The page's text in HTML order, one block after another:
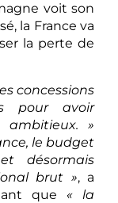
voit son
la France va
la perte de
concessions
pour avoir
ambitieux. »
le budget
désormais
brut », a
que « la